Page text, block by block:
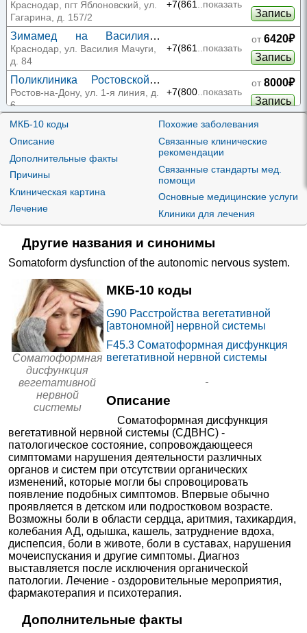
Краснодар, пгт Яблоновский, ул.
Гагарина, д. 157/2
+7(861..показать
Запись
Зимамед на Василия
Мачуги
Краснодар, ул. Василия Мачуги,
д. 84
+7(861..показать
от 6420₽
Запись
Поликлиника Ростовской
КБ ЮОМЦ ФМБА на 1-й
линии
Ростов-на-Дону, ул. 1-я линия, д.
6
+7(800..показать
от 8000₽
Запись
Стационар больницы РЖД
на Автотранспортной
Волгоград, ул.
от
Запись
Клиника Столица на
Арбате
Москва, Большой Власьевский
+7(499
от
Мединцентр в 4-ом
Добрынинском переулке
Москва, 4-ый Добрынинский
пер., д. 4
+7(495..показать
Запись
ЦКБ №2 ОАО «РЖД»
Москва, ул. Будайская, д. 2
+7(495..показать
12989₽
Запись
Поликлиника №3
Железнодорожной
больницы на Театральной
Ростов-на-Дону, Театральная
площадь, д. 4
Клиника Семейная в
Подольске
Подольск, ул. Большая
Серпуховская, д. 51
+7(499..показать
Запись
Клиника Семейная на
Новой Риге
Московская область, Истринский
р-н, д. Покровское, ул.
Центральная, д. 27
+7(499..показать
14000₽
Запись
Ещё 1510 клиник
МКБ-10 коды
Описание
Дополнительные факты
Причины
Клиническая картина
Лечение
Похожие заболевания
Связанные клинические
рекомендации
Связанные стандарты мед.
помощи
Основные медицинские услуги
Клиники для лечения
Другие названия и синонимы
Somatoform dysfunction of the autonomic nervous system.
Соматоформная
дисфункция
вегетативной
нервной
системы
МКБ-10 коды
G90 Расстройства вегетативной
[автономной] нервной системы
F45.3 Соматоформная дисфункция
вегетативной нервной системы
Описание
Соматоформная дисфункция
вегетативной нервной системы (СДВНС) -
патологическое состояние, сопровождающееся
симптомами нарушения деятельности различных
органов и систем при отсутствии органических
изменений, которые могли бы спровоцировать
появление подобных симптомов. Впервые обычно
проявляется в детском или подростковом возрасте.
Возможны боли в области сердца, аритмия, тахикардия,
колебания АД, одышка, кашель, затруднение вдоха,
диспепсия, боли в животе, боли в суставах, нарушения
мочеиспускания и другие симптомы. Диагноз
выставляется после исключения органической
патологии. Лечение - оздоровительные мероприятия,
фармакотерапия и психотерапия.
Дополнительные факты